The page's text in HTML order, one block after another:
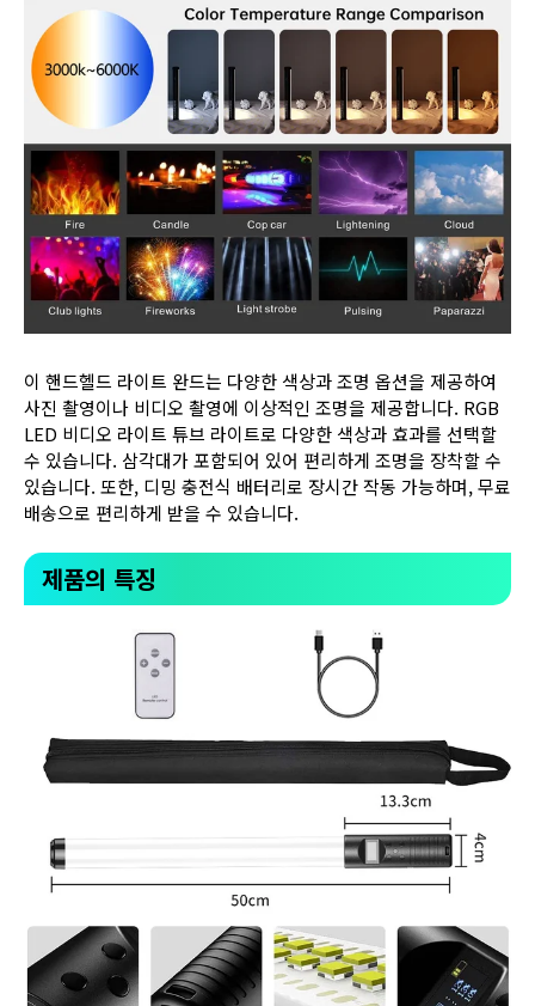
이 핸드헬드 라이트 완드는 다양한 색상과 조명 옵션을 제공하여
사진 촬영이나 비디오 촬영에 이상적인 조명을 제공합니다. RGB
LED 비디오 라이트 튜브 라이트로 다양한 색상과 효과를 선택할
수 있습니다. 삼각대가 포함되어 있어 편리하게 조명을 장착할 수
있습니다. 또한, 디밍 충전식 배터리로 장시간 작동 가능하며, 무료
배송으로 편리하게 받을 수 있습니다.
제품의 특징